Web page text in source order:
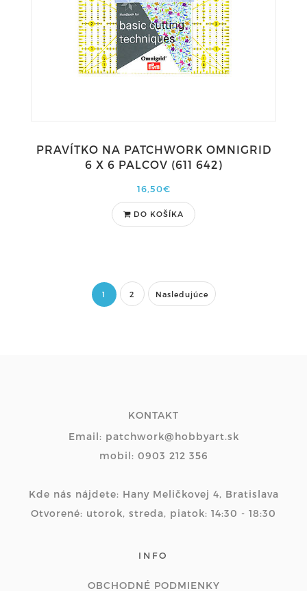
PRAVÍTKO NA PATCHWORK OMNIGRID
6 X 6 PALCOV (611 642)
16,50€
DO KOŠÍKA
1 2 Nasledujúce
KONTAKT
Email: patchwork@hobbyart.sk
mobil: 0903 212 356
Kde nás nájdete: Hany Meličkovej 4, Bratislava
Otvorené: utorok, streda, piatok: 14:30 - 18:30
INFO
OBCHODNÉ PODMIENKY